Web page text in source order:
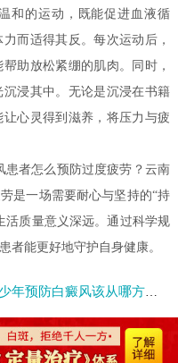
和的运动，既能促进血液循
而适得其反。每次运动后，
助放松紧绷的肌肉。同时，
浸其中。无论是沉浸在书籍
心灵得到滋养，将压力与疲
者怎么预防过度疲劳？云南
是一场需要耐心与坚持的“持
活质量意义深远。通过科学规
者能更好地守护自身健康。
防白癜风该从哪方面入手呢